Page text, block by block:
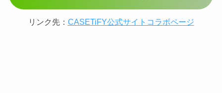
リンク先： CASETiFY公式サイトコラボページ